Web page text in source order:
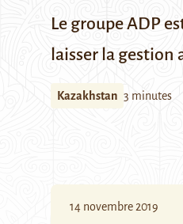
Le groupe ADP
laisser la gestion
Kazakhstan 3 minutes
14 novembre 2019